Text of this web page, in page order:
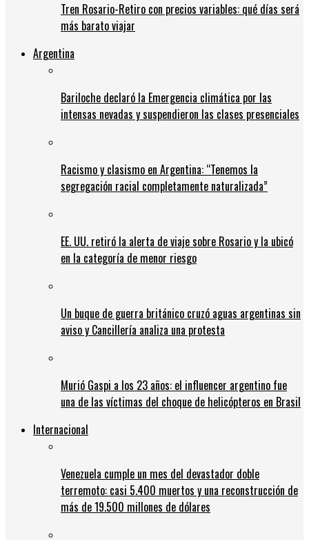
Tren Rosario-Retiro con precios variables: qué días será
más barato viajar
Argentina
Bariloche declaró la Emergencia climática por las
intensas nevadas y suspendieron las clases presenciales
Racismo y clasismo en Argentina: “Tenemos la
segregación racial completamente naturalizada”
EE. UU. retiró la alerta de viaje sobre Rosario y la ubicó
en la categoría de menor riesgo
Un buque de guerra británico cruzó aguas argentinas sin
aviso y Cancillería analiza una protesta
Murió Gaspi a los 23 años: el influencer argentino fue
una de las víctimas del choque de helicópteros en Brasil
Internacional
Venezuela cumple un mes del devastador doble
terremoto: casi 5.400 muertos y una reconstrucción de
más de 19.500 millones de dólares